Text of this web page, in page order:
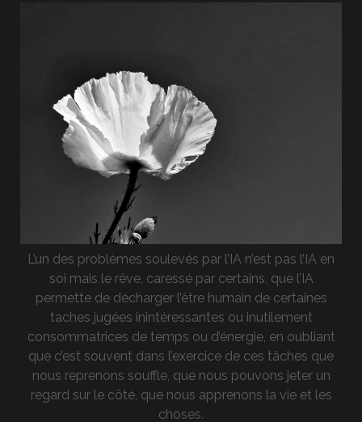
L’un des problèmes soulevés par l’IA n’est pas l’IA en
soi mais le rêve, caressé par certains, que l’IA
permette de décharger l’être humain de certaines
taches jugées inintéressantes ou inutilement
consommatrices de temps ou d’énergie, en oubliant
que c’est souvent dans l’exercice de ces tâches que
nous reprenons souffle, que nous pouvons jeter un
regard sur le côté, que nous apprenons la vie et les
choses.